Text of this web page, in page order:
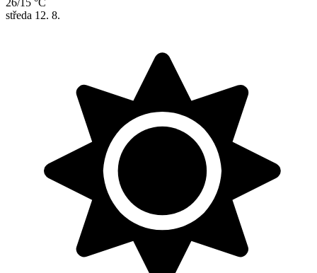
26/15 °C
středa 12. 8.